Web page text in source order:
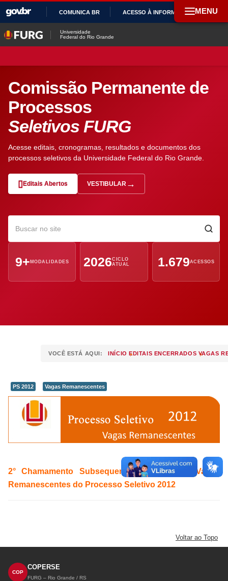
CONTEÚDO
COMUNICA BR ACESSO À INFORMAÇÃO
Universidade
Federal do Rio Grande
Comissão Permanente de
Processos
Seletivos FURG
Acesse editais, cronogramas, resultados e documentos dos
processos seletivos da Universidade Federal do Rio Grande.
Editais Abertos VESTIBULAR
— ABRE EM NOVA ABA
Pesquisar no site
9+ MODALIDADES 2026CICLO
ATUAL
1.679ACESSOS
VOCÊ ESTÁ AQUI: INÍCIO EDITAIS ENCERRADOS VAGAS
PS 2012 Vagas Remanescentes
2° Chamamento Subsequente do Edital de Vagas
Remanescentes do Processo Seletivo 2012
Voltar ao Topo
COP
COPERSE
FURG – Rio Grande / RS
MENU